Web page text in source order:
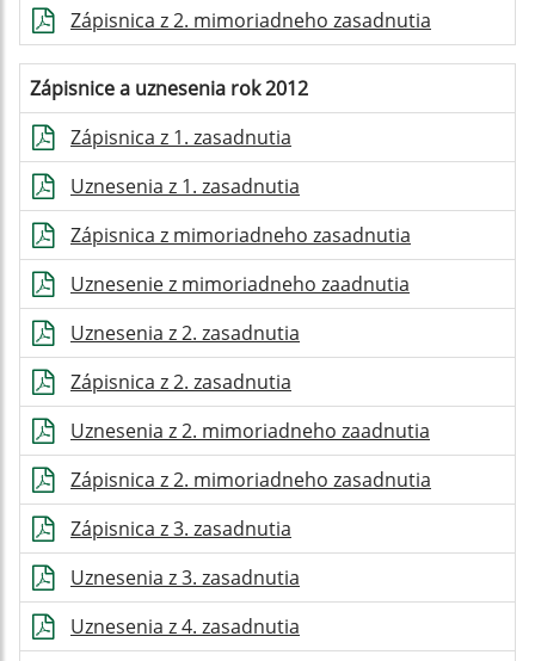
Zápisnica z 2. mimoriadneho zasadnutia
Zápisnice a uznesenia rok 2012
Zápisnica z 1. zasadnutia
Uznesenia z 1. zasadnutia
Zápisnica z mimoriadneho zasadnutia
Uznesenie z mimoriadneho zaadnutia
Uznesenia z 2. zasadnutia
Zápisnica z 2. zasadnutia
Uznesenia z 2. mimoriadneho zaadnutia
Zápisnica z 2. mimoriadneho zasadnutia
Zápisnica z 3. zasadnutia
Uznesenia z 3. zasadnutia
Uznesenia z 4. zasadnutia